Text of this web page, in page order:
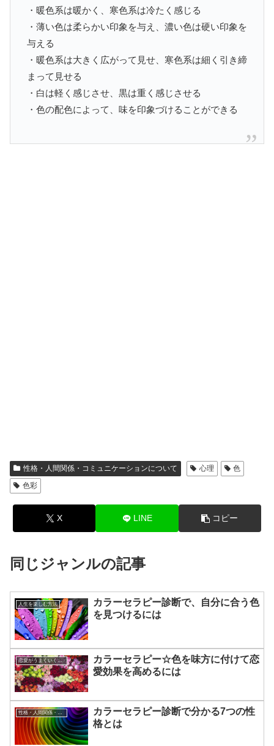
・暖色系は暖かく、寒色系は冷たく感じる
・薄い色は柔らかい印象を与え、濃い色は硬い印象を
与える
・暖色系は大きく広がって見せ、寒色系は細く引き締
まって見せる
・白は軽く感じさせ、黒は重く感じさせる
・色の配色によって、味を印象づけることができる
性格・人間関係・コミュニケーションについて 心理
色
色彩
X LINE コピー
同じジャンルの記事
人生を楽しむ方法
カラーセラピー診断で、自分に合う色
を見つけるには
恋愛がうまくいく方法
カラーセラピー☆色を味方に付けて恋
愛効果を高めるには
性格・人間関係・コミュニケーションについて
カラーセラピー診断で分かる7つの性
格とは